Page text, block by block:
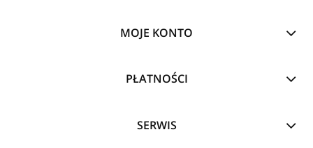
MOJE KONTO
PŁATNOŚCI
SERWIS